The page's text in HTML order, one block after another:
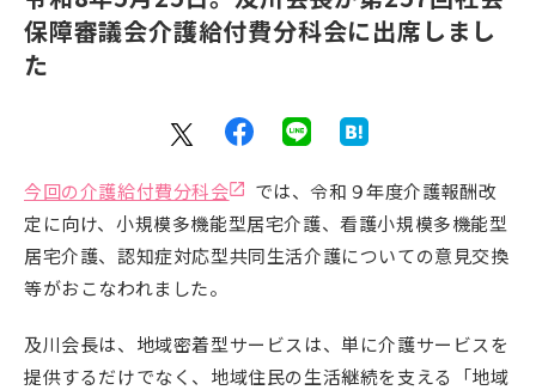
保障審議会介護給付費分科会に出席しまし
た
今回の介護給付費分科会
では、令和９年度介護報酬改
定に向け、小規模多機能型居宅介護、看護小規模多機能型
居宅介護、認知症対応型共同生活介護についての意見交換
等がおこなわれました。
及川会長は、地域密着型サービスは、単に介護サービスを
提供するだけでなく、地域住民の生活継続を支える「地域